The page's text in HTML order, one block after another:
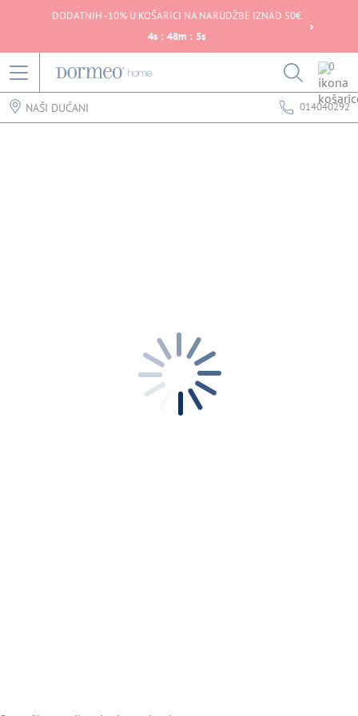
DODATNIH -10% U KOŠARICI NA NARUDŽBE IZNAD 50€
4s : 48m : 5s
0
NAŠI DUĆANI 014040292